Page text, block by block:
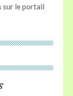
sur le portail